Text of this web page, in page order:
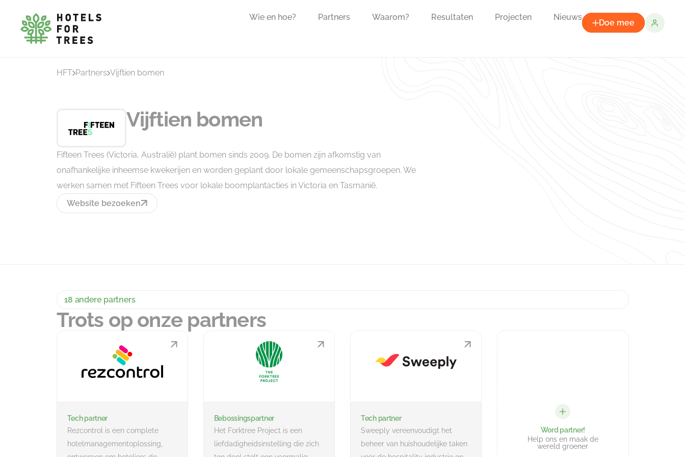
Wie en hoe? Partners Waarom? Resultaten Projecten Nieuws
Doe mee
HFT Partners Vijftien bomen
Vijftien bomen
Fifteen Trees (Victoria, Australië) plant bomen sinds 2009. De bomen zijn afkomstig van
onafhankelijke inheemse kwekerijen en worden geplant door lokale gemeenschapsgroepen. We
werken samen met Fifteen Trees voor lokale boomplantacties in Victoria en Tasmanië.
Website bezoeken
18 andere partners
Trots op onze partners
Tech partner
Rezcontrol is een complete
hotelmanagementoplossing,
Word partner!
Help ons en maak de
wereld groener
Bebossingspartner
Het Forktree Project is een
liefdadigheidsinstelling die zich
Tech partner
Sweeply vereenvoudigt het
beheer van huishoudelijke taken